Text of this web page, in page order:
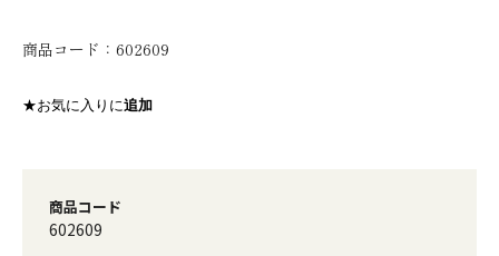
商品コード： 602609
★お気に入りに追加
商品コード
602609